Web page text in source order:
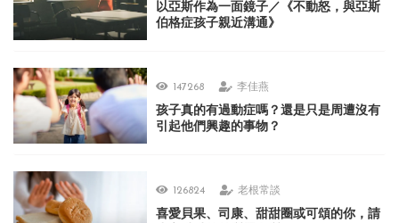
以亞斯作為一面鏡子／《不動怒，與亞斯
伯格症孩子親近溝通》
147268 李佳燕
孩子真的有過動症嗎？還是只是周遭沒有
引起他們興趣的事物？
126824 老根常談
喜愛貝果、司康、甜甜圈或可頌的你，請